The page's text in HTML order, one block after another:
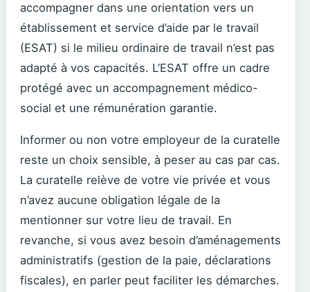
accompagner dans une orientation vers un
établissement et service d’aide par le travail
(ESAT) si le milieu ordinaire de travail n’est pas
adapté à vos capacités. L’ESAT offre un cadre
protégé avec un accompagnement médico-
social et une rémunération garantie.
Informer ou non votre employeur de la curatelle
reste un choix sensible, à peser au cas par cas.
La curatelle relève de votre vie privée et vous
n’avez aucune obligation légale de la
mentionner sur votre lieu de travail. En
revanche, si vous avez besoin d’aménagements
administratifs (gestion de la paie, déclarations
fiscales), en parler peut faciliter les démarches.